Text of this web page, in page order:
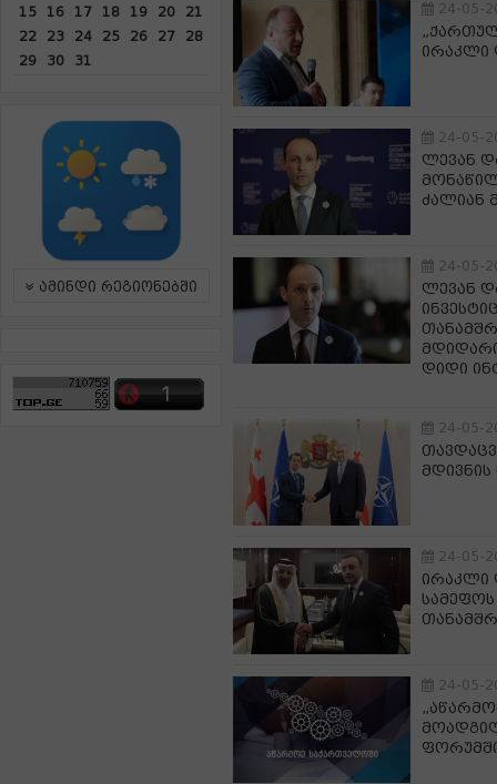
15
16 17 18 19 20
21
22
23 24 25 26 27
28
29
30 31
ამინდი რეგიონებში
24-05-
ირაკლი
24-05-
ლევან
ძალიან
24-05-
ლევან
დიდი
24-05-
24-05-
ირაკლი
24-05-